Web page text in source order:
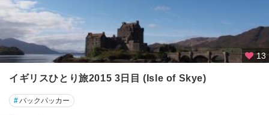
ス
ウ
ッ
チ
イ
ン
グ
13
イギリスひとり旅2015 3日目 (Isle of Skye)
#バックパッカー